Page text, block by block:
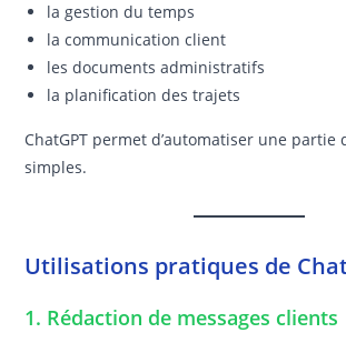
la gestion du temps
la communication client
les documents administratifs
la planification des trajets
ChatGPT permet d’automatiser une partie
simples.
Utilisations pratiques de
1. Rédaction de messages clients